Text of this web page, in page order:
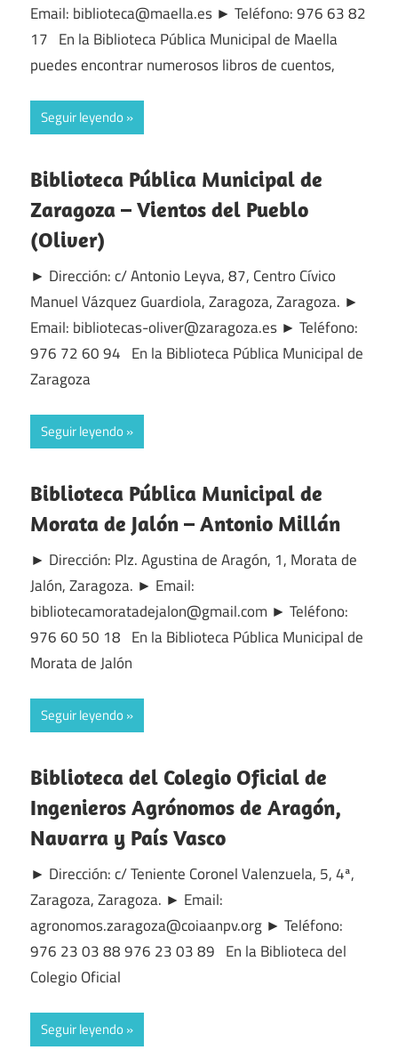
Email: biblioteca@maella.es ► Teléfono: 976 63 82
17 En la Biblioteca Pública Municipal de Maella
puedes encontrar numerosos libros de cuentos,
Seguir leyendo
Biblioteca Pública Municipal de
Zaragoza – Vientos del Pueblo
(Oliver)
► Dirección: c/ Antonio Leyva, 87, Centro Cívico
Manuel Vázquez Guardiola, Zaragoza, Zaragoza. ►
Email: bibliotecas-oliver@zaragoza.es ► Teléfono:
976 72 60 94 En la Biblioteca Pública Municipal de
Zaragoza
Seguir leyendo
Biblioteca Pública Municipal de
Morata de Jalón – Antonio Millán
► Dirección: Plz. Agustina de Aragón, 1, Morata de
Jalón, Zaragoza. ► Email:
bibliotecamoratadejalon@gmail.com ► Teléfono:
976 60 50 18 En la Biblioteca Pública Municipal de
Morata de Jalón
Seguir leyendo
Biblioteca del Colegio Oficial de
Ingenieros Agrónomos de Aragón,
Navarra y País Vasco
► Dirección: c/ Teniente Coronel Valenzuela, 5, 4ª,
Zaragoza, Zaragoza. ► Email:
agronomos.zaragoza@coiaanpv.org ► Teléfono:
976 23 03 88 976 23 03 89 En la Biblioteca del
Colegio Oficial
Seguir leyendo